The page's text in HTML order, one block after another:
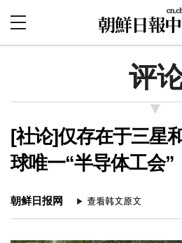
评
[社论]仅存在于三星
球唯一“半导体工会”
朝鲜日报网